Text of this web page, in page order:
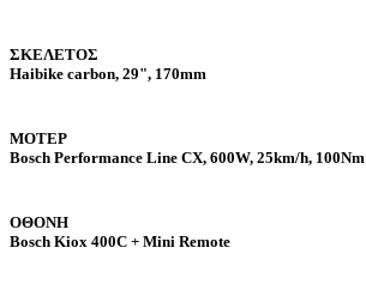
ΣΚΕΛΕΤΟΣ
Haibike carbon, 29", 170mm
ΜΟΤΕΡ
Bosch Performance Line CX, 600W, 25km/h, 100Nm
ΟΘΟΝΗ
Bosch Kiox 400C + Mini Remote